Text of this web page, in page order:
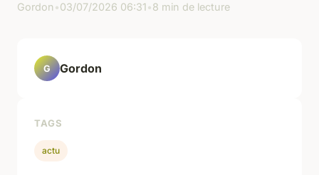
Gordon •03/07/2026 06:31•8 min de lecture
G Gordon
TAGS
actu